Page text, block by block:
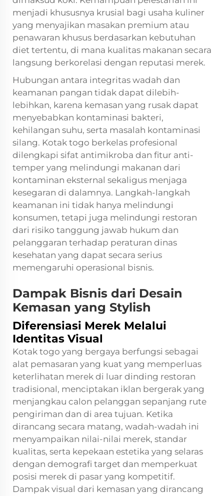
menjadi khususnya krusial bagi usaha kuliner
yang menyajikan masakan premium atau
penawaran khusus berdasarkan kebutuhan
diet tertentu, di mana kualitas makanan secara
langsung berkorelasi dengan reputasi merek.
Hubungan antara integritas wadah dan
keamanan pangan tidak dapat dilebih-
lebihkan, karena kemasan yang rusak dapat
menyebabkan kontaminasi bakteri,
kehilangan suhu, serta masalah kontaminasi
silang. Kotak togo berkelas profesional
dilengkapi sifat antimikroba dan fitur anti-
temper yang melindungi makanan dari
kontaminan eksternal sekaligus menjaga
kesegaran di dalamnya. Langkah-langkah
keamanan ini tidak hanya melindungi
konsumen, tetapi juga melindungi restoran
dari risiko tanggung jawab hukum dan
pelanggaran terhadap peraturan dinas
kesehatan yang dapat secara serius
memengaruhi operasional bisnis.
Dampak Bisnis dari Desain
Kemasan yang Stylish
Diferensiasi Merek Melalui
Identitas Visual
Kotak togo yang bergaya berfungsi sebagai
alat pemasaran yang kuat yang memperluas
keterlihatan merek di luar dinding restoran
tradisional, menciptakan iklan bergerak yang
menjangkau calon pelanggan sepanjang rute
pengiriman dan di area tujuan. Ketika
dirancang secara matang, wadah-wadah ini
menyampaikan nilai-nilai merek, standar
kualitas, serta kepekaan estetika yang selaras
dengan demografi target dan memperkuat
posisi merek di pasar yang kompetitif.
Dampak visual dari kemasan yang dirancang